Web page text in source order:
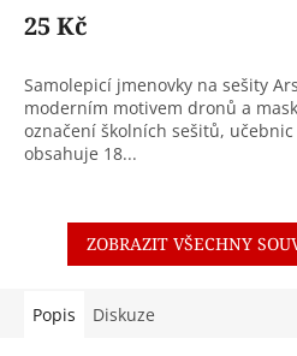
25 Kč
Samolepicí jmenovky na sešity
moderním motivem dronů a
označení školních sešitů,
obsahuje 18...
ZOBRAZIT VŠECHNY
Popis Diskuze